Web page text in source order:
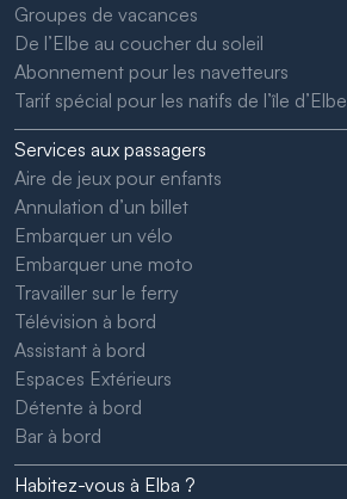
Groupes de vacances
De l’Elbe au coucher du soleil
Abonnement pour les navetteurs
Tarif spécial pour les natifs de l’île d’Elbe
Services aux passagers
Aire de jeux pour enfants
Annulation d’un billet
Embarquer un vélo
Embarquer une moto
Travailler sur le ferry
Télévision à bord
Assistant à bord
Espaces Extérieurs
Détente à bord
Bar à bord
Habitez-vous à Elba ?